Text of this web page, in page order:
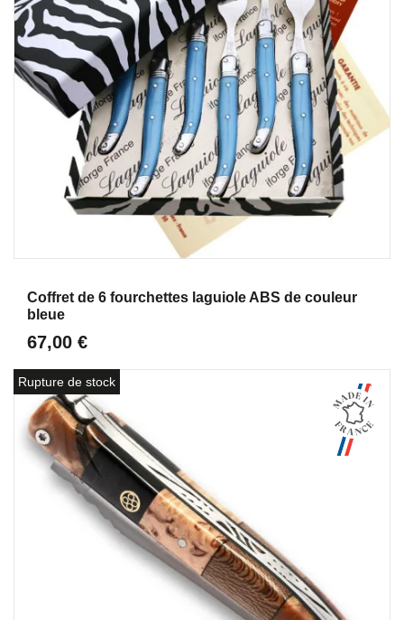
Coffret de 6 fourchettes laguiole ABS de couleur
bleue
67,00 €
Rupture de stock